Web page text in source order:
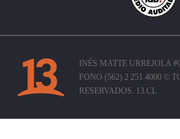
INÉS MATTE URREJOLA
FONO (562) 2 251 4000 ©
RESERVADOS. 13.CL